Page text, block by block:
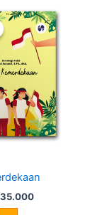
35.000
Harga
saat
ini
adalah:
Rp35.000.